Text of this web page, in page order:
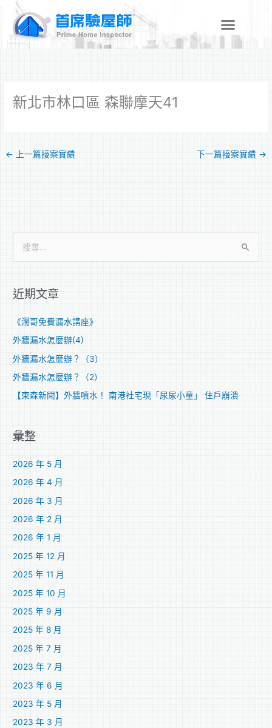
新北市林口區 森聯摩天41
← 上一篇接案實績 下一篇接案實績 →
鍵
近期文章
《濶哥免費漏水講座》
外牆漏水怎麼辦(4)
外牆漏水怎麼辦？（3）
外牆漏水怎麼辦？（2）
【東森新聞】外牆噴水！ 南港社宅現「尿尿小童」 住戶崩潰
彙整
2026 年 5 月
2026 年 4 月
2026 年 3 月
2026 年 2 月
2026 年 1 月
2025 年 12 月
2025 年 11 月
2025 年 10 月
2025 年 9 月
2025 年 8 月
2025 年 7 月
2023 年 7 月
2023 年 6 月
2023 年 5 月
2023 年 3 月